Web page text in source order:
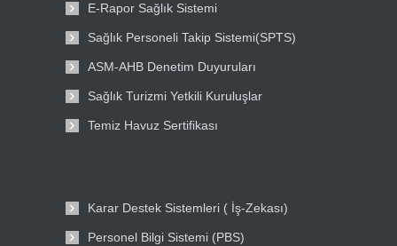
E-Rapor Sağlık Sistemi
Sağlık Personeli Takip Sistemi(SPTS)
ASM-AHB Denetim Duyuruları
Sağlık Turizmi Yetkili Kuruluşlar
Temiz Havuz Sertifikası
Karar Destek Sistemleri ( İş-Zekası)
Personel Bilgi Sistemi (PBS)